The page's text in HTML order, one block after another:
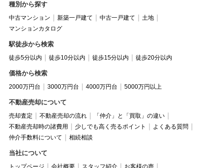
種別から探す
中古マンション 新築一戸建て 中古一戸建て
土地
マンションカタログ
駅徒歩から検索
徒歩5分以内 徒歩10分以内 徒歩15分以内 徒歩20分以内
価格から検索
2000万円台 3000万円台 4000万円台 5000万円以上
不動産売却について
売却査定 不動産売却の流れ
「仲介」と「買取」の違い
不動産売却時の諸費用
少しでも高く売るポイント
よくある質問
仲介手数料について
相続相談
当社について